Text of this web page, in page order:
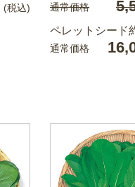
(税込) 通常価格
ペレットシード
通常価格